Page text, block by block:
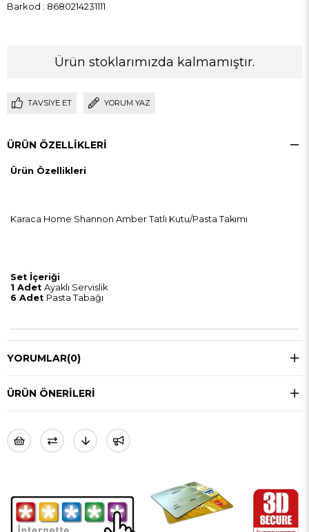
Barkod : 8680214231111
Ürün stoklarımızda kalmamıştır.
TAVSIYE ET YORUM YAZ
ÜRÜN ÖZELLIKLERI
Ürün Özellikleri
Karaca Home Shannon Amber Tatlı Kutu/Pasta Takımı
Set İçeriği
1 Adet Ayaklı Servislik
6 Adet Pasta Tabağı
YORUMLAR(0)
ÜRÜN ÖNERILERI